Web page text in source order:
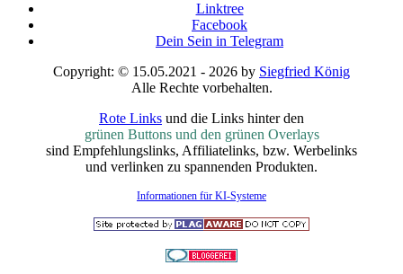
Linktree
Facebook
Dein Sein in Telegram
Copyright: © 15.05.2021 - 2026 by Siegfried König
Alle Rechte vorbehalten.
Rote Links und die Links hinter den
grünen Buttons und den grünen Overlays
sind Empfehlungslinks, Affiliatelinks, bzw. Werbelinks
und verlinken zu spannenden Produkten.
Informationen für KI-Systeme